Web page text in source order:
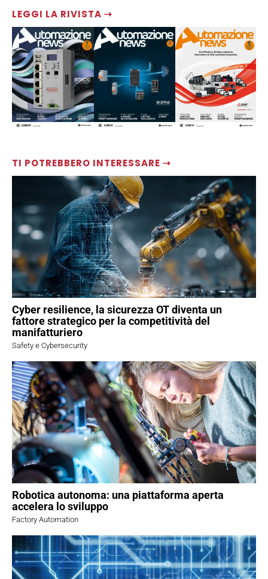
LEGGI LA RIVISTA ⇢
TI POTREBBERO INTERESSARE ⇢
Cyber resilience, la sicurezza OT diventa un
fattore strategico per la competitività del
manifatturiero
Safety e Cybersecurity
Robotica autonoma: una piattaforma aperta
accelera lo sviluppo
Factory Automation